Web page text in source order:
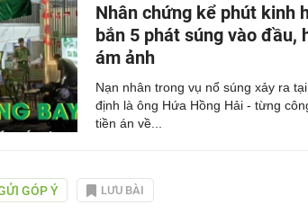
Nhân chứng kể phút kinh
bắn 5 phát súng vào đầu,
ám ảnh
Nạn nhân trong vụ nổ súng xảy ra
định là ông Hứa Hồng Hải - từng
tiền án về...
GÓP Ý LƯU BÀI